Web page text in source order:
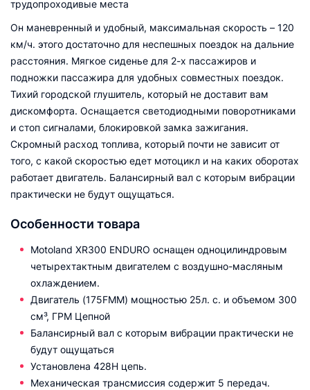
трудопроходивые места
Он маневренный и удобный, максимальная скорость – 120
км/ч. этого достаточно для неспешных поездок на дальние
расстояния. Мягкое сиденье для 2-х пассажиров и
подножки пассажира для удобных совместных поездок.
Тихий городской глушитель, который не доставит вам
дискомфорта. Оснащается светодиодными поворотниками
и стоп сигналами, блокировкой замка зажигания.
Скромный расход топлива, который почти не зависит от
того, с какой скоростью едет мотоцикл и на каких оборотах
работает двигатель. Балансирный вал с которым вибрации
практически не будут ощущаться.
Особенности товара
Motoland XR300 ENDURO оснащен одноцилиндровым
четырехтактным двигателем с воздушно-масляным
охлаждением.
Двигатель (175FMM) мощностью 25л. с. и объемом 300
см³, ГРМ Цепной
Балансирный вал с которым вибрации практически не
будут ощущаться
Установлена 428Н цепь.
Механическая трансмиссия содержит 5 передач.